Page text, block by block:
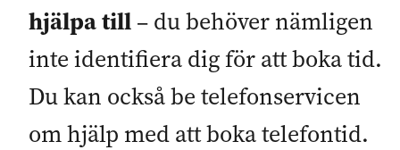
hjälpa till – du behöver nämligen
inte identifiera dig för att boka tid.
Du kan också be telefonservicen
om hjälp med att boka telefontid.